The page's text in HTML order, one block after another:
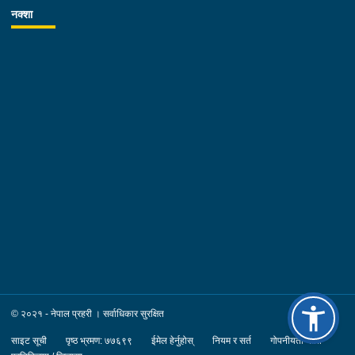
प्रहरी कार्यालयका प्रहरी उपरीक्षक नारायण प्रसाद चिमरिया, सिनियर तथा
नक्शा
© २०२१ - नेपाल प्रहरी । सर्वाधिकार सुरक्षित
साइट सूची पृष्ठ भ्रमण: ७७६९९ ईमेल हेर्नुहोस् नियम र सर्त
गोपनीयता नीति